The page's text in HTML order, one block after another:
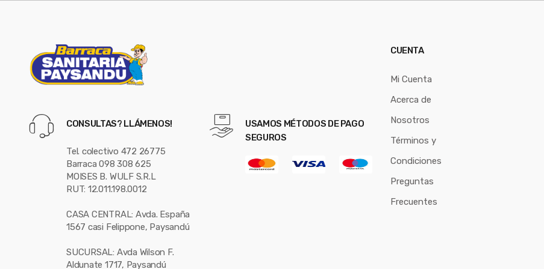
CONSULTAS? LLÁMENOS!
Tel. colectivo 472 26775
Barraca 098 308 625
MOISES B. WULF S.R.L
RUT: 12.011.198.0012
CASA CENTRAL: Avda. España
1567 casi Felippone, Paysandú
SUCURSAL: Avda Wilson F.
Aldunate 1717, Paysandú
USAMOS MÉTODOS DE PAGO
SEGUROS
CUENTA
Mi Cuenta
Acerca de
Nosotros
Términos y
Condiciones
Preguntas
Frecuentes